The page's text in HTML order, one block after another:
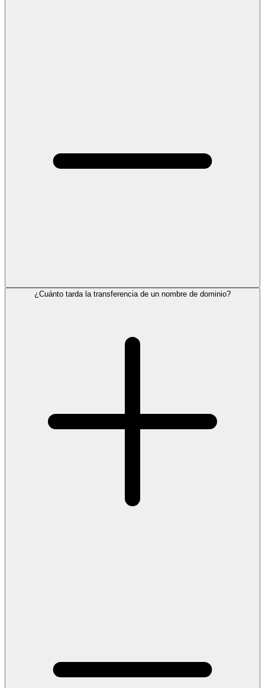
¿Cuánto tarda la transferencia de un nombre de dominio?